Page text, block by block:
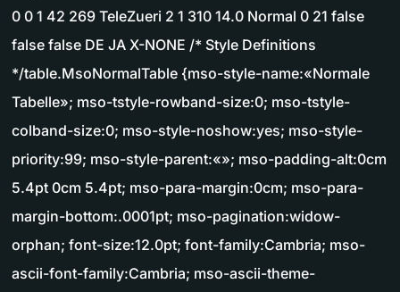
0 0 1 42 269 TeleZueri 2 1 310 14.0 Normal 0 21 false
false false DE JA X-NONE /* Style Definitions
*/table.MsoNormalTable {mso-style-name:«Normale
Tabelle»; mso-tstyle-rowband-size:0; mso-tstyle-
colband-size:0; mso-style-noshow:yes; mso-style-
priority:99; mso-style-parent:«»; mso-padding-alt:0cm
5.4pt 0cm 5.4pt; mso-para-margin:0cm; mso-para-
margin-bottom:.0001pt; mso-pagination:widow-
orphan; font-size:12.0pt; font-family:Cambria; mso-
ascii-font-family:Cambria; mso-ascii-theme-